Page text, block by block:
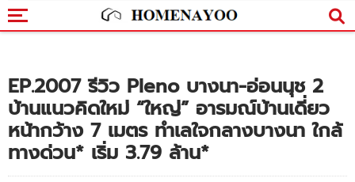
EP.2007 รีวิว Pleno บางนา-อ่อนนุช 2
บ้านแนวคิดใหม่ “ใหญ่” อารมณ์บ้านเดี่ยว
หน้ากว้าง 7 เมตร ทำเลใจกลางบางนา ใกล้
ทางด่วน* เริ่ม 3.79 ล้าน*